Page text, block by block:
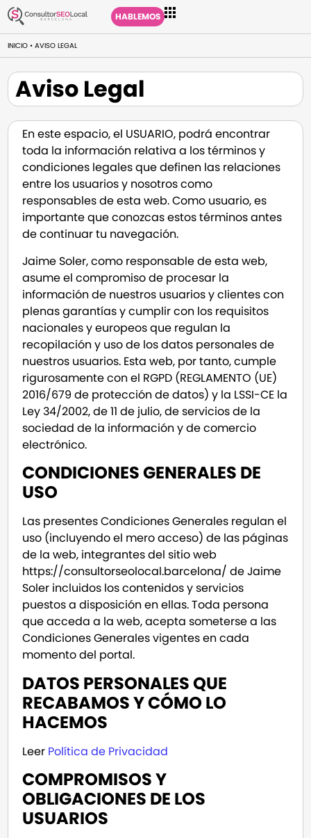
HABLEMOS
INICIO •AVISO LEGAL
Aviso Legal
En este espacio, el USUARIO, podrá encontrar
toda la información relativa a los términos y
condiciones legales que definen las relaciones
entre los usuarios y nosotros como
responsables de esta web. Como usuario, es
importante que conozcas estos términos antes
de continuar tu navegación.
Jaime Soler, como responsable de esta web,
asume el compromiso de procesar la
información de nuestros usuarios y clientes con
plenas garantías y cumplir con los requisitos
nacionales y europeos que regulan la
recopilación y uso de los datos personales de
nuestros usuarios. Esta web, por tanto, cumple
rigurosamente con el RGPD (REGLAMENTO (UE)
2016/679 de protección de datos) y la LSSI-CE la
Ley 34/2002, de 11 de julio, de servicios de la
sociedad de la información y de comercio
electrónico.
CONDICIONES GENERALES DE
USO
Las presentes Condiciones Generales regulan el
uso (incluyendo el mero acceso) de las páginas
de la web, integrantes del sitio web
https://consultorseolocal.barcelona/ de Jaime
Soler incluidos los contenidos y servicios
puestos a disposición en ellas. Toda persona
que acceda a la web, acepta someterse a las
Condiciones Generales vigentes en cada
momento del portal.
DATOS PERSONALES QUE
RECABAMOS Y CÓMO LO
HACEMOS
Leer Política de Privacidad
COMPROMISOS Y
OBLIGACIONES DE LOS
USUARIOS